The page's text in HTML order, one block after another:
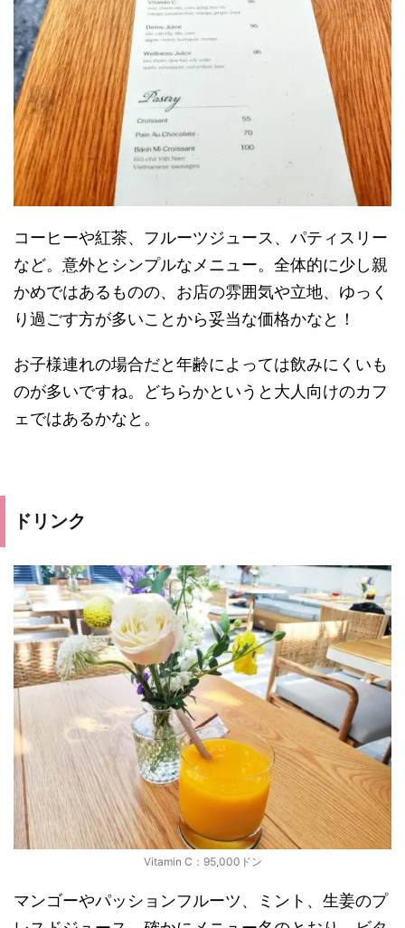
コーヒーや紅茶、フルーツジュース、パティスリー
など。意外とシンプルなメニュー。全体的に少し親
かめではあるものの、お店の雰囲気や立地、ゆっく
り過ごす方が多いことから妥当な価格かなと！
お子様連れの場合だと年齢によっては飲みにくいも
のが多いですね。どちらかというと大人向けのカフ
ェではあるかなと。
ドリンク
Vitamin C：95,000ドン
マンゴーやパッションフルーツ、ミント、生姜のプ